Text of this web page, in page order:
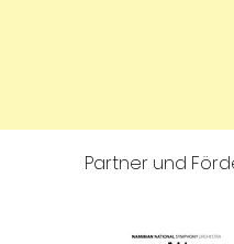
Partner und